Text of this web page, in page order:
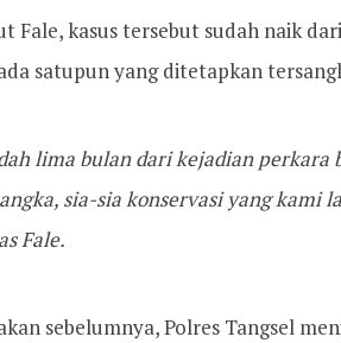
Fale, kasus tersebut sudah naik
satupun yang ditetapkan
lima bulan dari kejadian
sia-sia konservasi yang kami
Fale.
sebelumnya, Polres Tangsel